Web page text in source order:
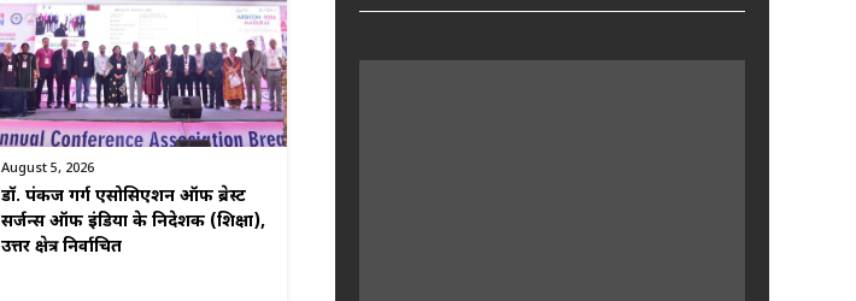
August 5, 2026
डॉ. पंकज गर्ग एसोसिएशन ऑफ ब्रेस्ट
सर्जन्स ऑफ इंडिया के निदेशक (शिक्षा),
उत्तर क्षेत्र निर्वाचित